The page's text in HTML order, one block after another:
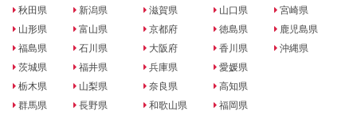
秋田県
山形県
福島県
茨城県
栃木県
群馬県
新潟県
富山県
石川県
福井県
山梨県
長野県
滋賀県
京都府
大阪府
兵庫県
奈良県
和歌山県
山口県
徳島県
香川県
愛媛県
高知県
福岡県
宮崎県
鹿児島県
沖縄県